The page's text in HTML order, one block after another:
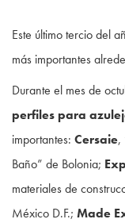
Este último tercio del
más importantes
Durante el mes de
perfiles para
importantes: Cersaie,
Baño” de Bolonia;
materiales de
México D.F.; Made